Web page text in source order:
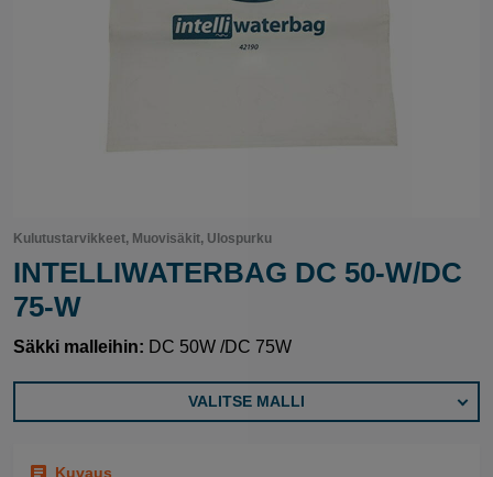
Kulutustarvikkeet, Muovisäkit, Ulospurku
INTELLIWATERBAG DC 50-W/DC
75-W
Säkki malleihin: DC 50W /DC 75W
VALITSE MALLI
Kuvaus